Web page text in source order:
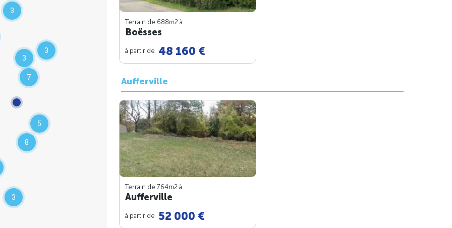
3
7
3
3
5
8
3
Terrain de 688m2 à
Boësses
à partir de 48 160 €
Aufferville
Terrain de 764m2 à
Aufferville
à partir de 52 000 €